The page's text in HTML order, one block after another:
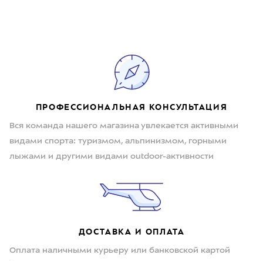
ПРОФЕССИОНАЛЬНАЯ КОНСУЛЬТАЦИЯ
Вся команда нашего магазина увлекается активными
видами спорта: туризмом, альпинизмом, горными
лыжами и другими видами outdoor-активности
ДОСТАВКА И ОПЛАТА
Оплата наличными курьеру или банковской картой